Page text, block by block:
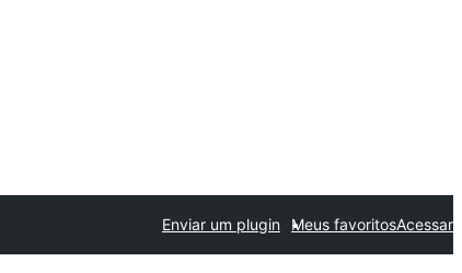
Enviar um plugin Meus favoritosAcessar